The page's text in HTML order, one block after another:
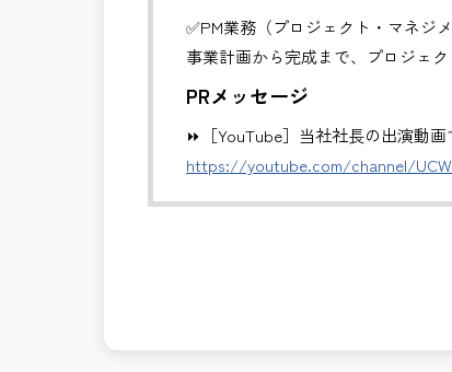
✅PM業務（プロジェクト・マネジメ
事業計画から完成まで、プロジェク
・全体スケジュール・事業費・リス
・CM・設計・施工フェーズの統合
・関係機関・住民・行政との合意
・事業推進に関する意思決定支援
公共事業を統括する中核ポジショ
✅PM業務の魅力
PRメッセージ
⏩［YouTube］当社社長の出演動画
https://youtube.com/channel/